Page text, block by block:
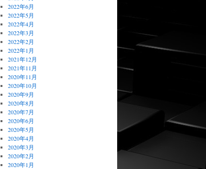
2022年6月
2022年5月
2022年4月
2022年3月
2022年2月
2022年1月
2021年12月
2021年11月
2020年11月
2020年10月
2020年9月
2020年8月
2020年7月
2020年6月
2020年5月
2020年4月
2020年3月
2020年2月
2020年1月